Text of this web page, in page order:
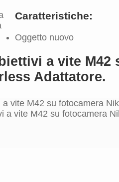
Caratteristiche:
Oggetto nuovo
a vite M42
Adattatore.